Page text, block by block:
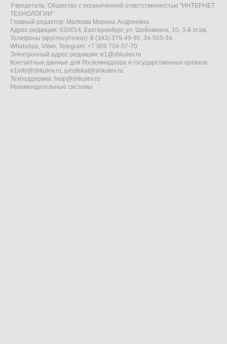
Учредитель: Общество с ограниченной ответственностью "ИНТЕРНЕТ
ТЕХНОЛОГИИ"
Главный редактор: Малкова Марина Андреевна
Адрес редакции: 620014, Екатеринбург, ул. Шейнкмана, 10, 3-й этаж,
Телефоны (круглосуточно): 8 (343) 379-49-95, 34-555-34,
WhatsApp, Viber, Telegram: +7 909 704-57-70
Электронный адрес редакции: e1@shkulev.ru
Контактные данные для Роскомнадзора и государственных органов:
e1info@shkulev.ru, juristekat@shkulev.ru
Техподдержка: help@shkulev.ru
Рекомендательные системы